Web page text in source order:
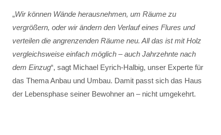
„Wir können Wände herausnehmen, um Räume zu
vergrößern, oder wir ändern den Verlauf eines Flures und
verteilen die angrenzenden Räume neu. All das ist mit Holz
vergleichsweise einfach möglich – auch Jahrzehnte nach
dem Einzug“, sagt Michael Eyrich-Halbig, unser Experte für
das Thema Anbau und Umbau. Damit passt sich das Haus
der Lebensphase seiner Bewohner an – nicht umgekehrt.